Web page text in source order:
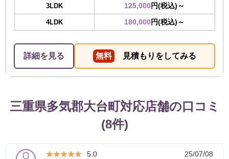
3LDK 125,000円(税込)～
4LDK 180,000円(税込)～
詳細を見る 無料 見積もりをしてみる
三重県多気郡大台町対応店舗の口コミ
(8件)
★★★★★
★★★★★ 5.0
25/07/08